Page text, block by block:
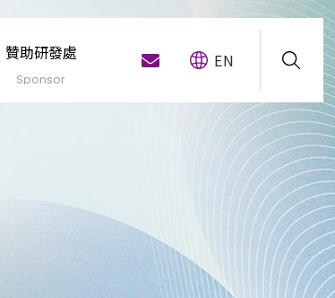
贊助研發處 EN